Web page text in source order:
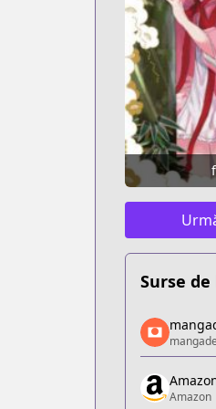
Surse
https://
Amazon
Amazon